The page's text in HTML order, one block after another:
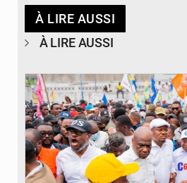
À LIRE AUSSI
À LIRE AUSSI